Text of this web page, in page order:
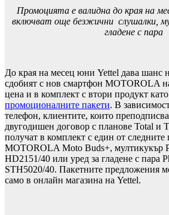
Промоцията е валидна до края на
включват още безжични слушалки,
гладене с пара
До края на месец юни Yettel дава шанс
сдобият с нов смартфон MOTOROLA
цена и в комплект с втори продукт като
промоционалните пакети. В
телефон, клиентите, които
двугодишен договор с планове Total и
получат в комплект с един от
MOTOROLA Moto Buds+, мултикукър
HD2151/40 или уред за гладене с пара
STH5020/40. Пакетните предложения
само в онлайн магазина на Yettel.